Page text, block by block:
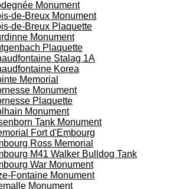
Monument
de-Breux Monument
de-Breux Plaquette
Monument
Plaquette
Stalag 1A
Korea
Memorial
Monument
Plaquette
Monument
Tank Monument
Fort d'Embourg
Ross Memorial
M41 Walker Bulldog Tank
War Monument
Fontaine Monument
Monument